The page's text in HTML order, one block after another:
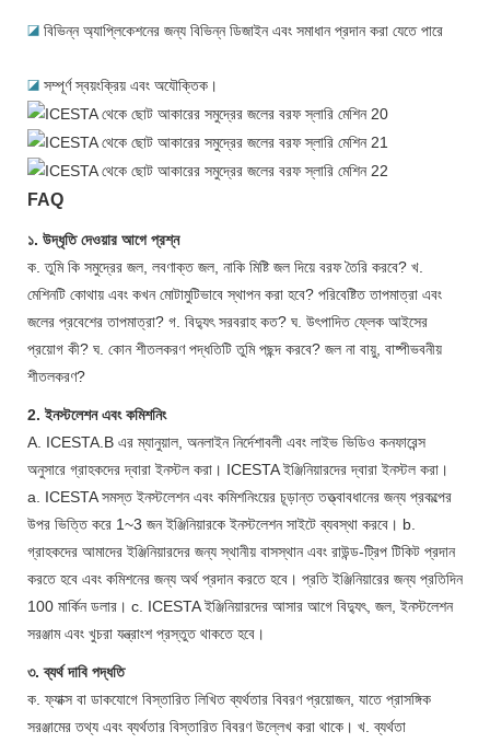
◪ বিভিন্ন অ্যাপ্লিকেশনের জন্য বিভিন্ন ডিজাইন এবং সমাধান প্রদান করা যেতে পারে
◪ সম্পূর্ণ স্বয়ংক্রিয় এবং অযৌক্তিক।
FAQ
১. উদ্ধৃতি দেওয়ার আগে প্রশ্ন
ক. তুমি কি সমুদ্রের জল, লবণাক্ত জল, নাকি মিষ্টি জল দিয়ে বরফ তৈরি করবে? খ.
মেশিনটি কোথায় এবং কখন মোটামুটিভাবে স্থাপন করা হবে? পরিবেষ্টিত তাপমাত্রা এবং
জলের প্রবেশের তাপমাত্রা? গ. বিদ্যুৎ সরবরাহ কত? ঘ. উৎপাদিত ফ্লেক আইসের
প্রয়োগ কী? ঘ. কোন শীতলকরণ পদ্ধতিটি তুমি পছন্দ করবে? জল না বায়ু, বাষ্পীভবনীয়
শীতলকরণ?
2. ইনস্টলেশন এবং কমিশনিং
A. ICESTA.B এর ম্যানুয়াল, অনলাইন নির্দেশাবলী এবং লাইভ ভিডিও কনফারেন্স
অনুসারে গ্রাহকদের দ্বারা ইনস্টল করা। ICESTA ইঞ্জিনিয়ারদের দ্বারা ইনস্টল করা।
a. ICESTA সমস্ত ইনস্টলেশন এবং কমিশনিংয়ের চূড়ান্ত তত্ত্বাবধানের জন্য প্রকল্পের
উপর ভিত্তি করে 1~3 জন ইঞ্জিনিয়ারকে ইনস্টলেশন সাইটে ব্যবস্থা করবে। b.
গ্রাহকদের আমাদের ইঞ্জিনিয়ারদের জন্য স্থানীয় বাসস্থান এবং রাউন্ড-ট্রিপ টিকিট প্রদান
করতে হবে এবং কমিশনের জন্য অর্থ প্রদান করতে হবে। প্রতি ইঞ্জিনিয়ারের জন্য প্রতিদিন
100 মার্কিন ডলার। c. ICESTA ইঞ্জিনিয়ারদের আসার আগে বিদ্যুৎ, জল, ইনস্টলেশন
সরঞ্জাম এবং খুচরা যন্ত্রাংশ প্রস্তুত থাকতে হবে।
৩. ব্যর্থ দাবি পদ্ধতি
ক. ফ্যাক্স বা ডাকযোগে বিস্তারিত লিখিত ব্যর্থতার বিবরণ প্রয়োজন, যাতে প্রাসঙ্গিক
সরঞ্জামের তথ্য এবং ব্যর্থতার বিস্তারিত বিবরণ উল্লেখ করা থাকে। খ. ব্যর্থতা